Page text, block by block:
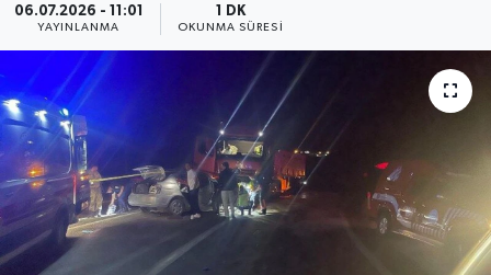
06.07.2026 - 11:01
YAYINLANMA
1 DK
OKUNMA SÜRESI